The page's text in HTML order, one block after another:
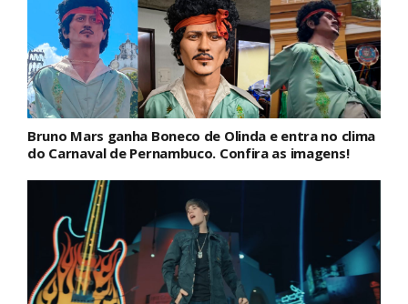
Bruno Mars ganha Boneco de Olinda e entra no clima
do Carnaval de Pernambuco. Confira as imagens!